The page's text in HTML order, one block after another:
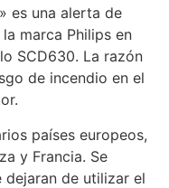
es una alerta de
marca Philips en
SCD630. La razón
de incendio en el
países europeos,
y Francia. Se
dejaran de utilizar el